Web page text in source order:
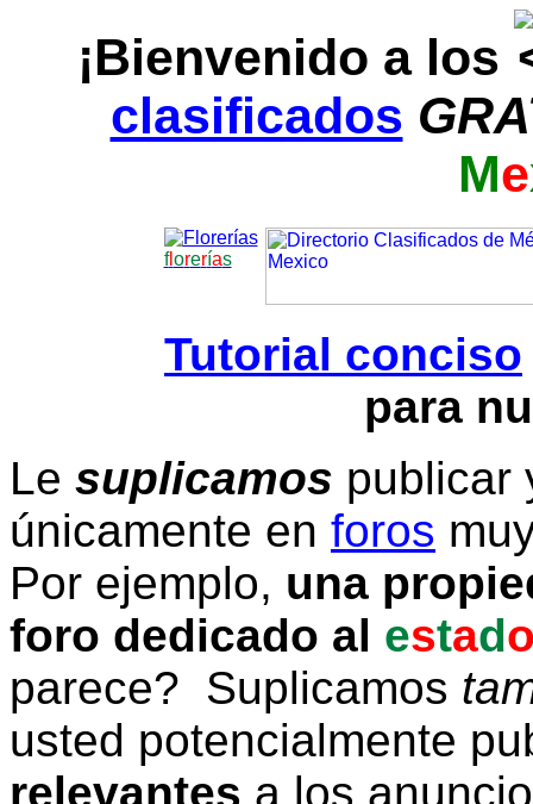
¡Bienvenido a los
clasificados
Me
florerías
Tutorial conciso
para
Le suplicamos publicar
únicamente en foros
Por ejemplo, una
foro dedicado al estad
parece? Suplicamos
usted potencialmente
relevantes a los